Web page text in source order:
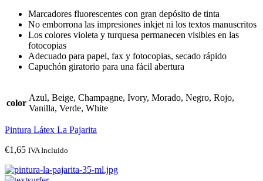
Marcadores fluorescentes con gran depósito de tinta
No emborrona las impresiones inkjet ni los textos manuscritos
Los colores violeta y turquesa permanecen visibles en las
fotocopias
Adecuado para papel, fax y fotocopias, secado rápido
Capuchón giratorio para una fácil abertura
color
Azul, Beige, Champagne, Ivory, Morado, Negro, Rojo,
Vanilla, Verde, White
Pintura Látex La Pajarita
€1,65 IVA Incluido